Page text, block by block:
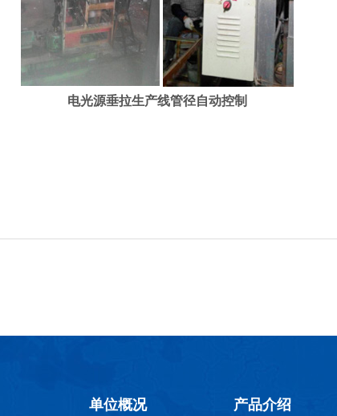
电光源垂拉生产线管径自动控制
单位概况 产品介绍